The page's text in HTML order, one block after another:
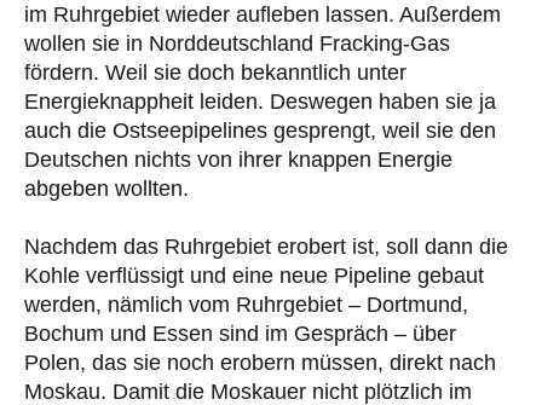
im Ruhrgebiet wieder aufleben lassen. Außerdem
wollen sie in Norddeutschland Fracking-Gas
fördern. Weil sie doch bekanntlich unter
Energieknappheit leiden. Deswegen haben sie ja
auch die Ostseepipelines gesprengt, weil sie den
Deutschen nichts von ihrer knappen Energie
abgeben wollten.
Nachdem das Ruhrgebiet erobert ist, soll dann die
Kohle verflüssigt und eine neue Pipeline gebaut
werden, nämlich vom Ruhrgebiet – Dortmund,
Bochum und Essen sind im Gespräch – über
Polen, das sie noch erobern müssen, direkt nach
Moskau. Damit die Moskauer nicht plötzlich im